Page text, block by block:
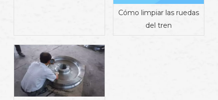
Cómo limpiar las ruedas
del tren